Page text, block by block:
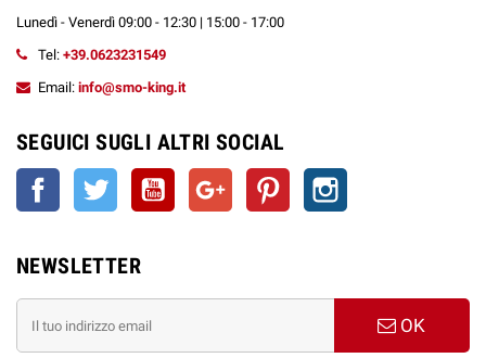
Lunedì - Venerdì 09:00 - 12:30 | 15:00 - 17:00
Tel: +39.0623231549
Email: info@smo-king.it
SEGUICI SUGLI ALTRI SOCIAL
Facebook Twitter YouTube Google+ Pinterest
NEWSLETTER
OK